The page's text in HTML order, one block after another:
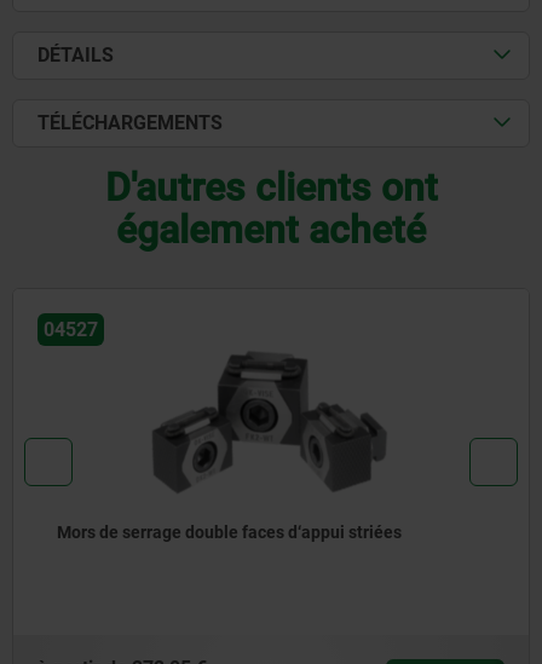
DÉTAILS
TÉLÉCHARGEMENTS
D'autres clients ont
également acheté
04527
Mors de serrage double faces d‘appui striées